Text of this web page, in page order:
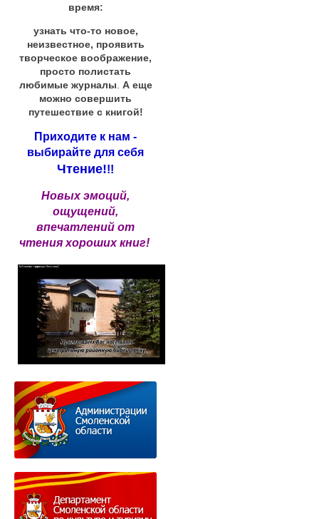
время:
узнать что-то новое,
неизвестное, проявить
творческое воображение,
просто полистать
любимые журналы А еще
можно совершить
путешествие с книгой!
Приходите к нам -
выбирайте для себя
Чтение!!!
Новых эмоций,
ощущений,
впечатлений от
чтения хороших книг!